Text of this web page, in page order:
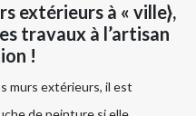
extérieurs à « ville},
travaux à l’artisan
!
murs extérieurs, il est